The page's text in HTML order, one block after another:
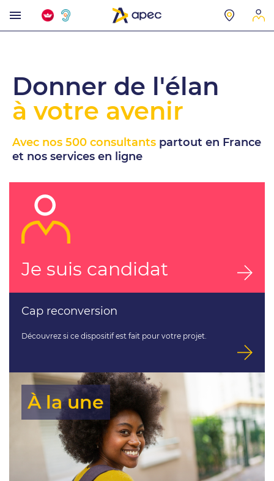
Donner de l'élan
à votre avenir
Avec nos 500 consultants partout en France
et nos services en ligne
Je suis candidat
Cap reconversion
Découvrez si ce dispositif est fait pour votre projet.
À la une